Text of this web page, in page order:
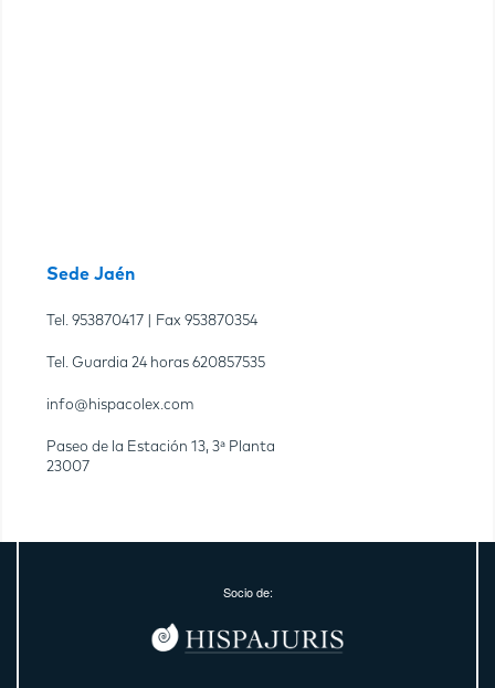
Sede Jaén
Tel. 953870417 | Fax 953870354
Tel. Guardia 24 horas 620857535
info@hispacolex.com
Paseo de la Estación 13, 3ª Planta
23007
Socio de: